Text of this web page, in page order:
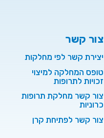
צור קשר
יצירת קשר לפי מחלקות
טופס המחלקה למיצוי
זכויות לתרופות
צור קשר מחלקת תרופות
כרוניות
צור קשר לפתיחת קרן